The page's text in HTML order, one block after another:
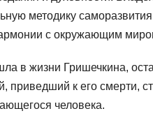
методику
с окружающим
в жизни Гришечкина,
приведший к его смерти,
человека.